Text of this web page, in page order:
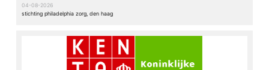
04-08-2026
stichting philadelphia zorg, den haag